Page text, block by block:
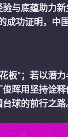
与底蕴助力
成功证明，
板”；若以潜
晖用坚持诠
球的前行之路